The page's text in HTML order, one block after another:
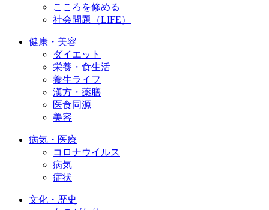
こころを修める
社会問題（LIFE）
健康・美容
ダイエット
栄養・食生活
養生ライフ
漢方・薬膳
医食同源
美容
病気・医療
コロナウイルス
病気
症状
文化・歴史